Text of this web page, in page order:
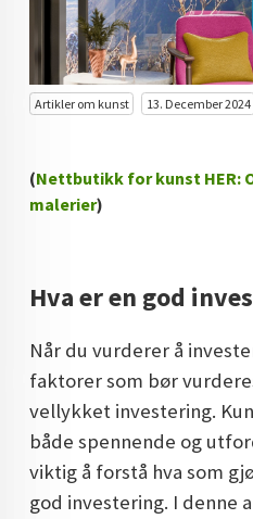
KUNST INVESTERING
KUNSTSTILER
FARGETEORI
POP ART
STORE MALERIER TIL STUE
NORSK KUNST
DOPAMIN DECOR NORGE
Artikler om kunst 13. December 2024
(Nettbutikk for kunst HER:
malerier)
Hva er en god
Når du vurderer å
faktorer som bør
vellykket investering.
både spennende og
viktig å forstå hva som
god investering. I denne